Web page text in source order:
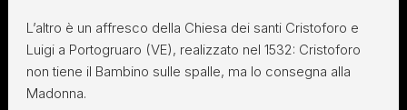
L’altro è un affresco della Chiesa dei santi Cristoforo e
Luigi a Portogruaro (VE), realizzato nel 1532: Cristoforo
non tiene il Bambino sulle spalle, ma lo consegna alla
Madonna.